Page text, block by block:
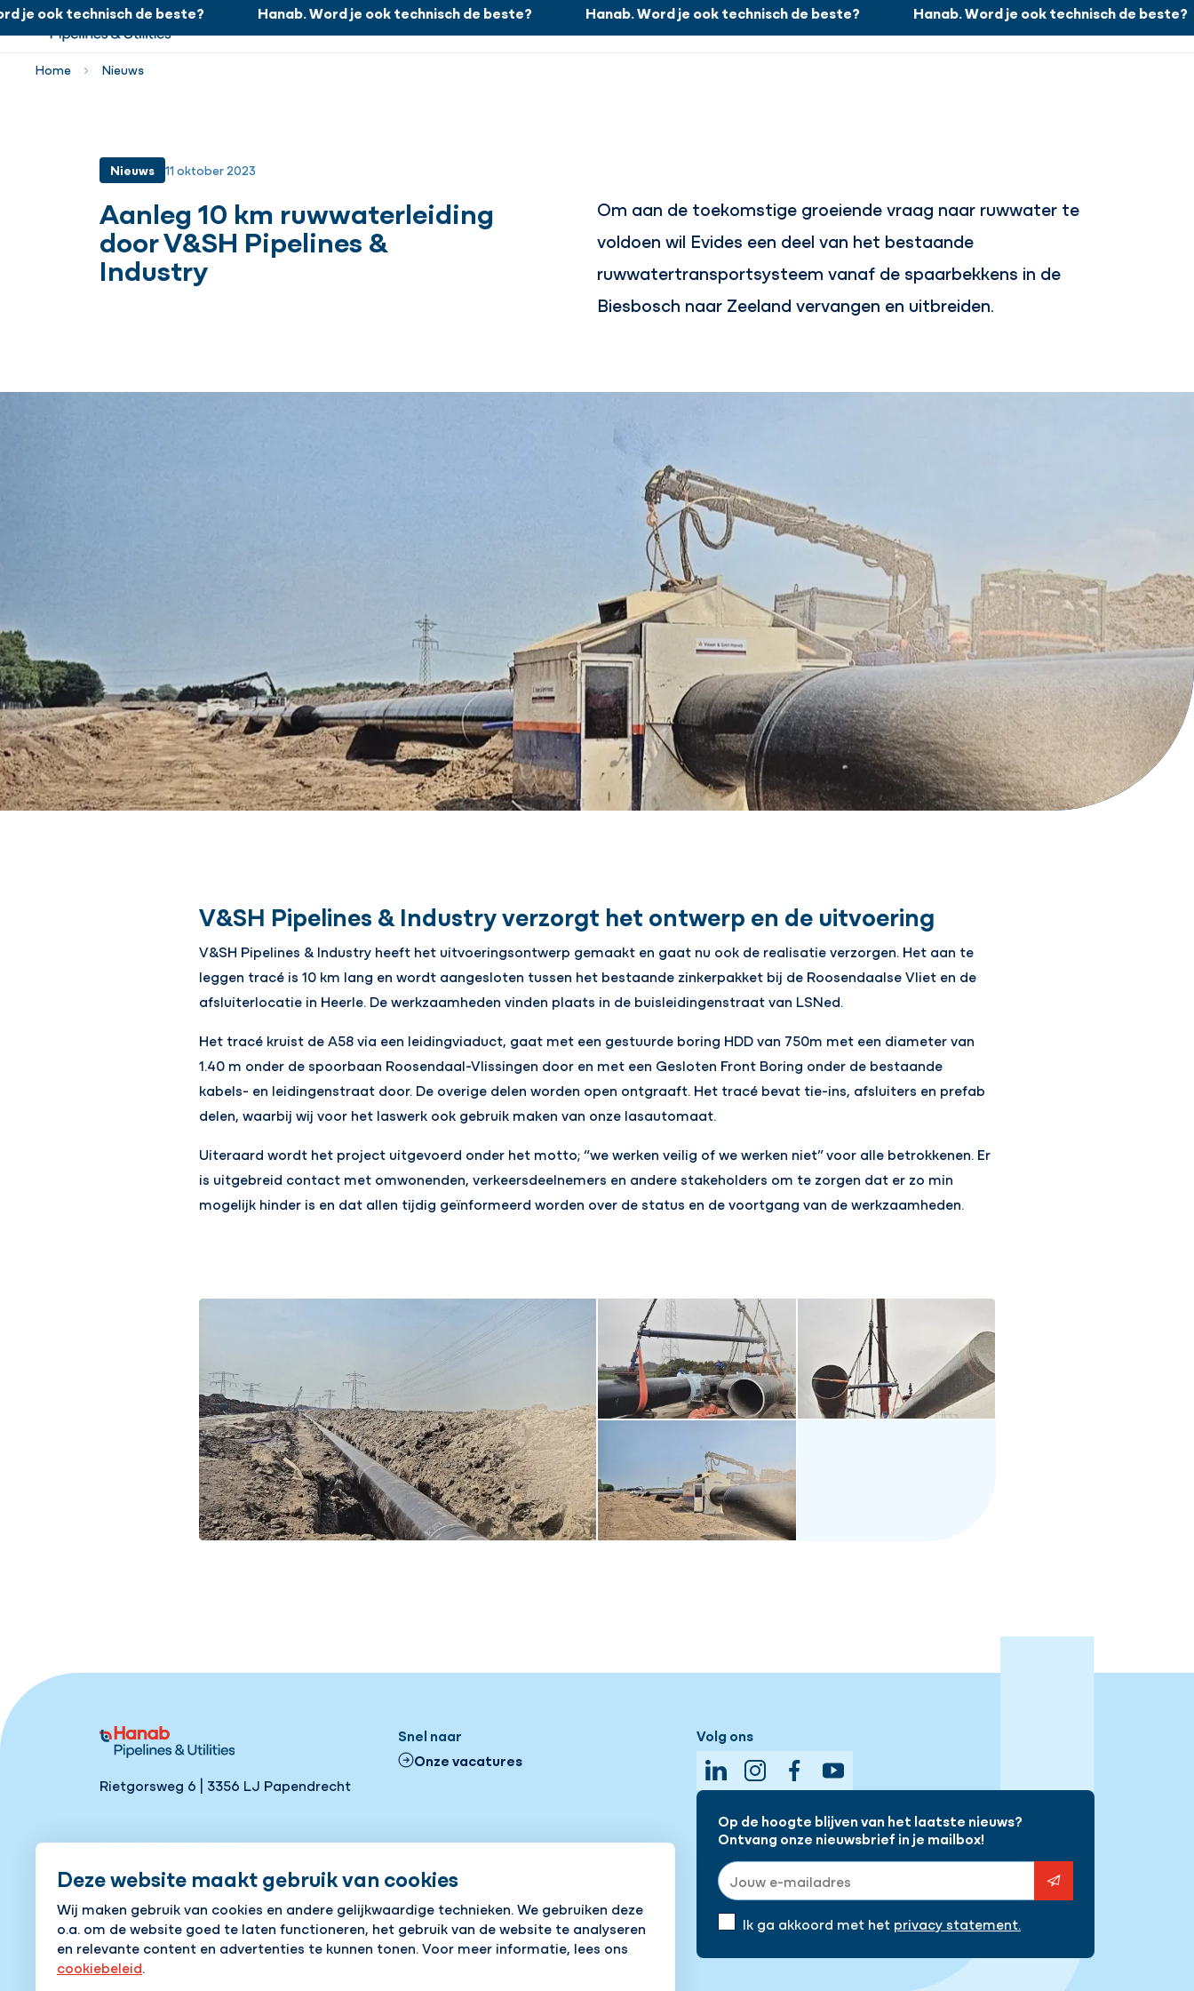
Deze website maakt gebruik van cookies
Wij maken gebruik van cookies en andere gelijkwaardige technieken. We gebruiken deze
o.a. om de website goed te laten functioneren, het gebruik van de website te analyseren
en relevante content en advertenties te kunnen tonen. Voor meer informatie, lees ons
cookiebeleid.
Hanab. Word je ook technisch de beste?
ook technisch de beste? Hanab. Word je ook technisch de beste? Hanab. Word je ook technisch de beste? Hanab. Word je ook technisch de beste?
Contact Werken bij Zoeken
Home Nieuws
Nieuws 11 oktober 2023
Aanleg 10 km ruwwaterleiding
door V&SH Pipelines &
Industry
Om aan de toekomstige groeiende vraag naar ruwwater te
voldoen wil Evides een deel van het bestaande
ruwwatertransportsysteem vanaf de spaarbekkens in de
Biesbosch naar Zeeland vervangen en uitbreiden.
V&SH Pipelines & Industry verzorgt het ontwerp en de uitvoering
V&SH Pipelines & Industry heeft het uitvoeringsontwerp gemaakt en gaat nu ook de realisatie verzorgen. Het aan te
leggen tracé is 10 km lang en wordt aangesloten tussen het bestaande zinkerpakket bij de Roosendaalse Vliet en de
afsluiterlocatie in Heerle. De werkzaamheden vinden plaats in de buisleidingenstraat van LSNed.
Het tracé kruist de A58 via een leidingviaduct, gaat met een gestuurde boring HDD van 750m met een diameter van
1.40 m onder de spoorbaan Roosendaal-Vlissingen door en met een Gesloten Front Boring onder de bestaande
kabels- en leidingenstraat door. De overige delen worden open ontgraaft. Het tracé bevat tie-ins, afsluiters en prefab
delen, waarbij wij voor het laswerk ook gebruik maken van onze lasautomaat.
Uiteraard wordt het project uitgevoerd onder het motto; “we werken veilig of we werken niet” voor alle betrokkenen. Er
is uitgebreid contact met omwonenden, verkeersdeelnemers en andere stakeholders om te zorgen dat er zo min
mogelijk hinder is en dat allen tijdig geïnformeerd worden over de status en de voortgang van de werkzaamheden.
Rietgorsweg 6 | 3356 LJ Papendrecht
Tel:+31 78 641 72 22
Openingstijden kantoor:
Maandag t/m vrijdag 8:00-17:00 uur
Contact
Snel naar
Onze vacatures
Volg ons
LinkedInInstagram
FacebookYouTube
Op de hoogte blijven van het laatste nieuws?
Ontvang onze nieuwsbrief in je mailbox!
E-mailadres
Ik ga akkoord met het privacy statement.